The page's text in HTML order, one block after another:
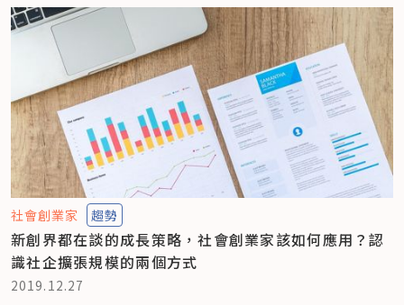
社會創業家 趨勢
新創界都在談的成長策略，社會創業家該如何應用？認
識社企擴張規模的兩個方式
2019.12.27